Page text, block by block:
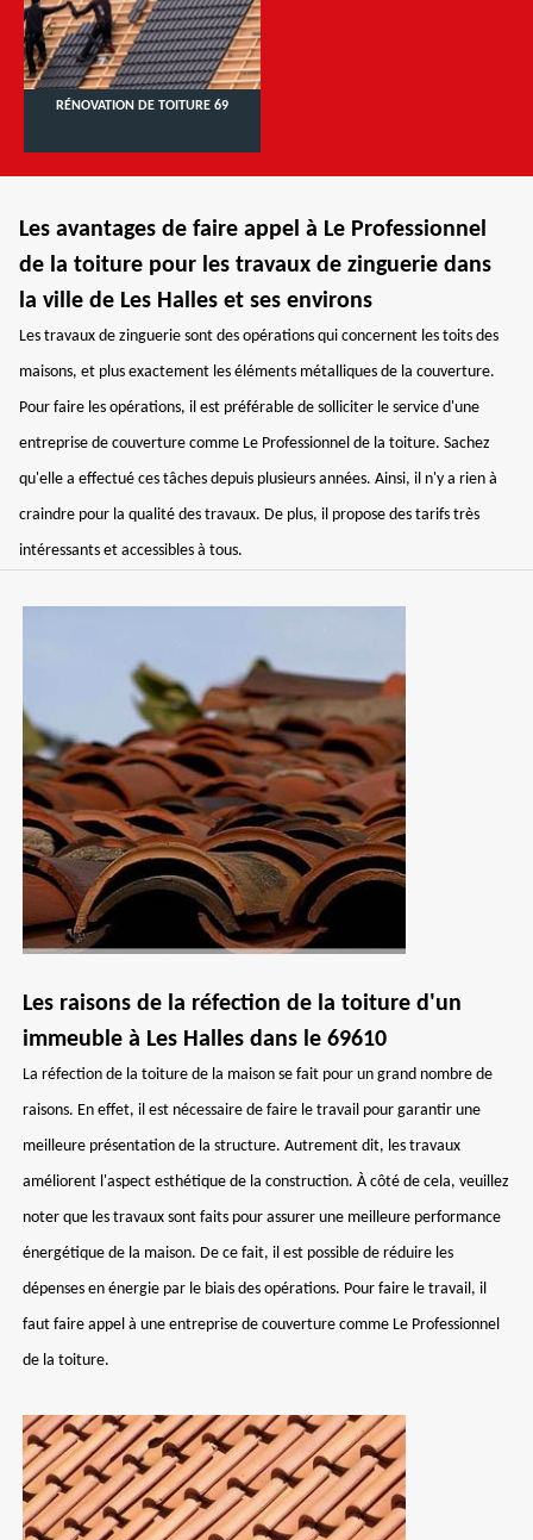
RÉNOVATION DE TOITURE 69
Les avantages de faire appel à Le Professionnel
de la toiture pour les travaux de zinguerie dans
la ville de Les Halles et ses environs
Les travaux de zinguerie sont des opérations qui concernent les toits des
maisons, et plus exactement les éléments métalliques de la couverture.
Pour faire les opérations, il est préférable de solliciter le service d'une
entreprise de couverture comme Le Professionnel de la toiture. Sachez
qu'elle a effectué ces tâches depuis plusieurs années. Ainsi, il n'y a rien à
craindre pour la qualité des travaux. De plus, il propose des tarifs très
intéressants et accessibles à tous.
Les raisons de la réfection de la toiture d'un
immeuble à Les Halles dans le 69610
La réfection de la toiture de la maison se fait pour un grand nombre de
raisons. En effet, il est nécessaire de faire le travail pour garantir une
meilleure présentation de la structure. Autrement dit, les travaux
améliorent l'aspect esthétique de la construction. À côté de cela, veuillez
noter que les travaux sont faits pour assurer une meilleure performance
énergétique de la maison. De ce fait, il est possible de réduire les
dépenses en énergie par le biais des opérations. Pour faire le travail, il
faut faire appel à une entreprise de couverture comme Le Professionnel
de la toiture.